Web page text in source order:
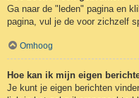
Ga naar de "leden" pagina en
pagina, vul je de voor zichzelf
Omhoog
Hoe kan ik mijn eigen
Je kunt je eigen berichten